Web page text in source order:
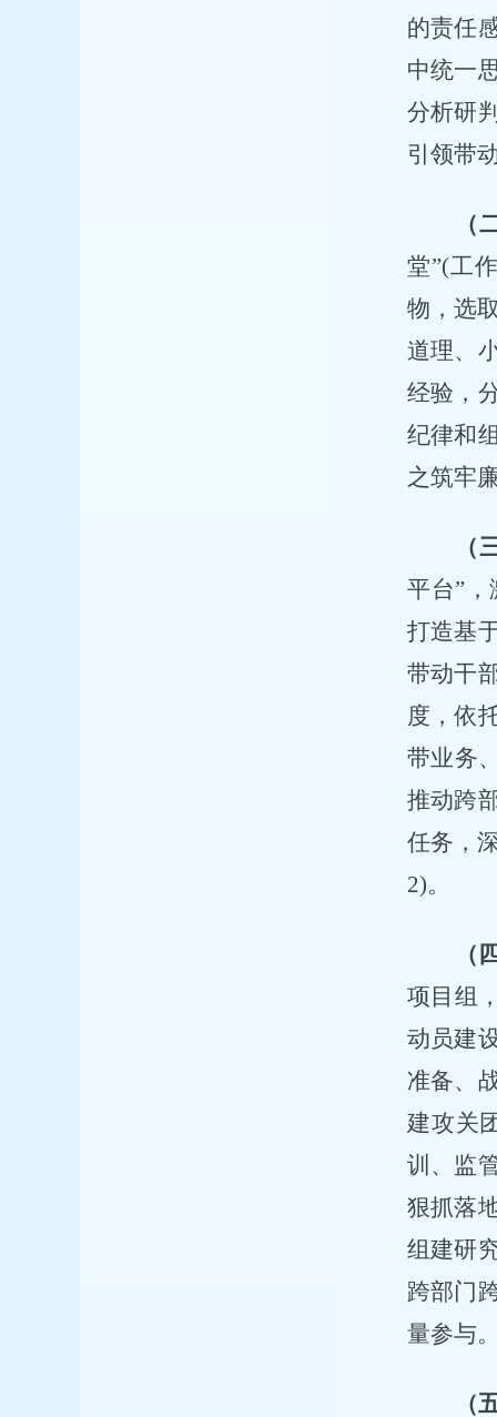
的责任
中统一
分析研
引领带
（
堂”(工
物，选
道理、
经验，
纪律和
之筑牢
（
平台”
打造基
带动干
度，依
带业务
推动跨
任务，
2)。
（
项目组
动员建
准备、
建攻关
训、监
狠抓落
组建研
跨部门
量参与
（